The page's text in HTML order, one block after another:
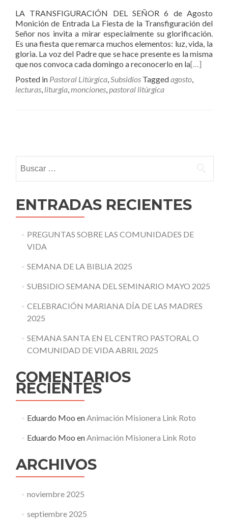
LA TRANSFIGURACIÓN DEL SEÑOR 6 de Agosto
Monición de Entrada La Fiesta de la Transfiguración del
Señor nos invita a mirar especialmente su glorificación.
Es una fiesta que remarca muchos elementos: luz, vida, la
gloria. La voz del Padre que se hace presente es la misma
que nos convoca cada domingo a reconocerlo en la[…]
Posted in Pastoral Litúrgica,Subsidios Taggedagosto,
lecturas, liturgia,monciones,pastoral litúrgica
navigation
ENTRADAS RECIENTES
PREGUNTAS SOBRE LAS COMUNIDADES DE
VIDA
SEMANA DE LA BIBLIA 2025
SUBSIDIO SEMANA DEL SEMINARIO MAYO 2025
CELEBRACIÓN MARIANA DÍA DE LAS MADRES
2025
SEMANA SANTA EN EL CENTRO PASTORAL O
COMUNIDAD DE VIDA ABRIL 2025
COMENTARIOS
RECIENTES
Eduardo Moo enAnimación Misionera Link Roto
Eduardo Moo enAnimación Misionera Link Roto
ARCHIVOS
noviembre 2025
septiembre 2025